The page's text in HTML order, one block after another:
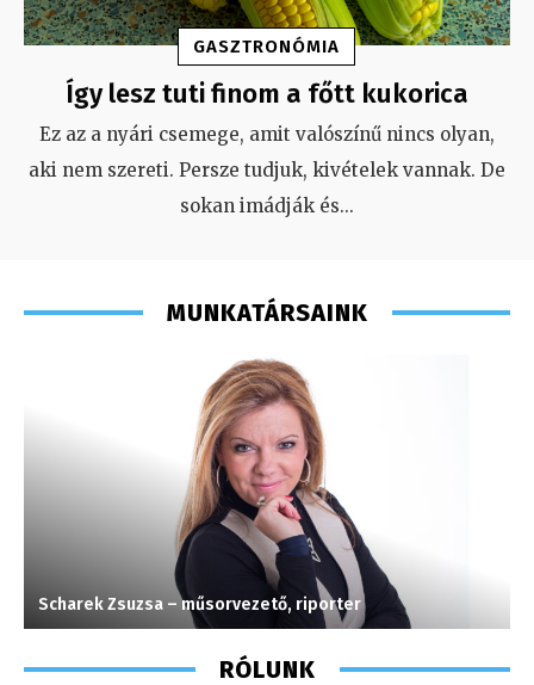
GASZTRONÓMIA
Így lesz tuti finom a főtt kukorica
Ez az a nyári csemege, amit valószínű nincs olyan,
aki nem szereti. Persze tudjuk, kivételek vannak. De
sokan imádják és...
MUNKATÁRSAINK
Scharek Zsuzsa – műsorvezető, riporter
RÓLUNK